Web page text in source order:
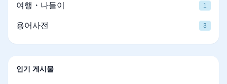
여행・나들이 1
용어사전 3
인기 게시물